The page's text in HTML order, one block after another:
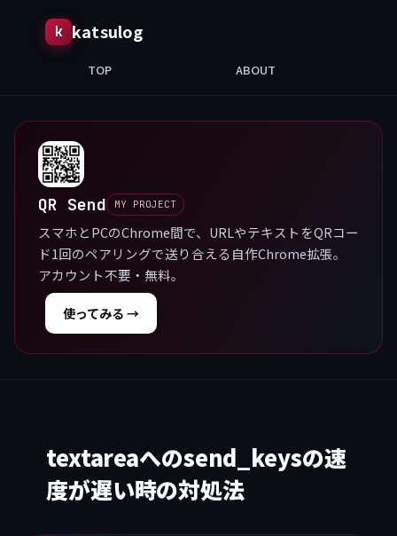
katsulog
TOP ABOUT
QR Send
スマホとPCのChrome間で、URLやテキストをQRコー
ド1回のペアリングで送り合える自作Chrome拡張。
アカウント不要・無料。
使ってみる →
textareaへのsend_keysの速
度が遅い時の対処法